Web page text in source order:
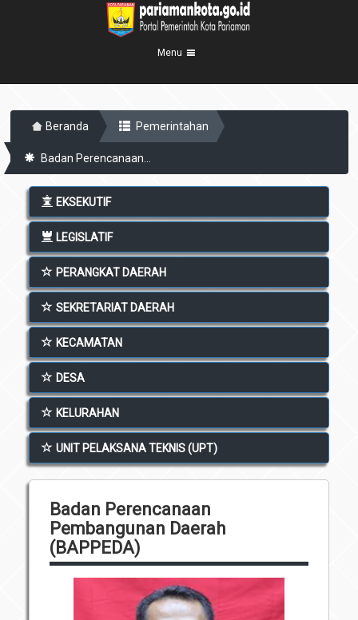
Menu
Profil Kota
Sejarah
Geografis
Pemerintahan
Legislatif
Perangkat Daerah
Sekretariat Daerah
Kecamatan
Desa
Informasi
Layanan
Agenda
Pengumuman
Penghargaan
Beranda Pemerintahan
Badan Perencanaan...
EKSEKUTIF
LEGISLATIF
PERANGKAT DAERAH
SEKRETARIAT DAERAH
KECAMATAN
DESA
KELURAHAN
UNIT PELAKSANA TEKNIS (UPT)
Badan Perencanaan
Pembangunan Daerah
(BAPPEDA)